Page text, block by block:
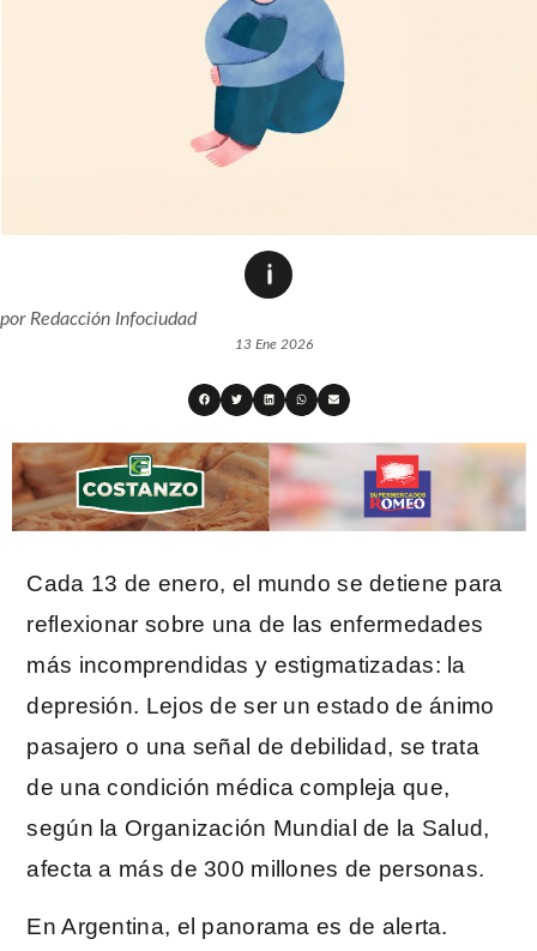
porRedacción Infociudad
13 Ene 2026
Cada 13 de enero, el mundo se detiene para
reflexionar sobre una de las enfermedades
más incomprendidas y estigmatizadas: la
depresión. Lejos de ser un estado de ánimo
pasajero o una señal de debilidad, se trata
de una condición médica compleja que,
según la Organización Mundial de la Salud,
afecta a más de 300 millones de personas.
En Argentina, el panorama es de alerta.